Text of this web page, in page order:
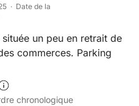
· Date de la
un peu en retrait de
commerces. Parking
chronologique